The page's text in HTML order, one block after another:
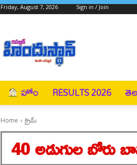
Friday, August 7, 2026 Sign in / Join
హోం RESULTS 2026
Home క్రైమ్
40 అడుగుల